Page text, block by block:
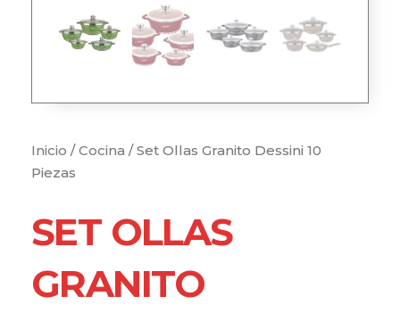
Inicio /Cocina / Set Ollas Granito Dessini 10
Piezas
SET OLLAS
GRANITO